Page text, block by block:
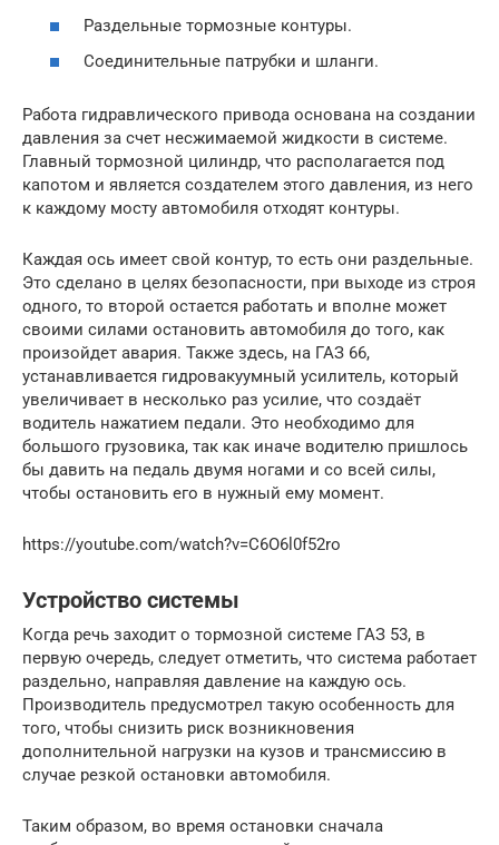
Раздельные тормозные контуры.
Соединительные патрубки и шланги.
Работа гидравлического привода основана на создании
давления за счет несжимаемой жидкости в системе.
Главный тормозной цилиндр, что располагается под
капотом и является создателем этого давления, из него
к каждому мосту автомобиля отходят контуры.
Каждая ось имеет свой контур, то есть они раздельные.
Это сделано в целях безопасности, при выходе из строя
одного, то второй остается работать и вполне может
своими силами остановить автомобиля до того, как
произойдет авария. Также здесь, на ГАЗ 66,
устанавливается гидровакуумный усилитель, который
увеличивает в несколько раз усилие, что создаёт
водитель нажатием педали. Это необходимо для
большого грузовика, так как иначе водителю пришлось
бы давить на педаль двумя ногами и со всей силы,
чтобы остановить его в нужный ему момент.
https://youtube.com/watch?v=C6O6l0f52ro
Устройство системы
Когда речь заходит о тормозной системе ГАЗ 53, в
первую очередь, следует отметить, что система работает
раздельно, направляя давление на каждую ось.
Производитель предусмотрел такую особенность для
того, чтобы снизить риск возникновения
дополнительной нагрузки на кузов и трансмиссию в
случае резкой остановки автомобиля.
Таким образом, во время остановки сначала